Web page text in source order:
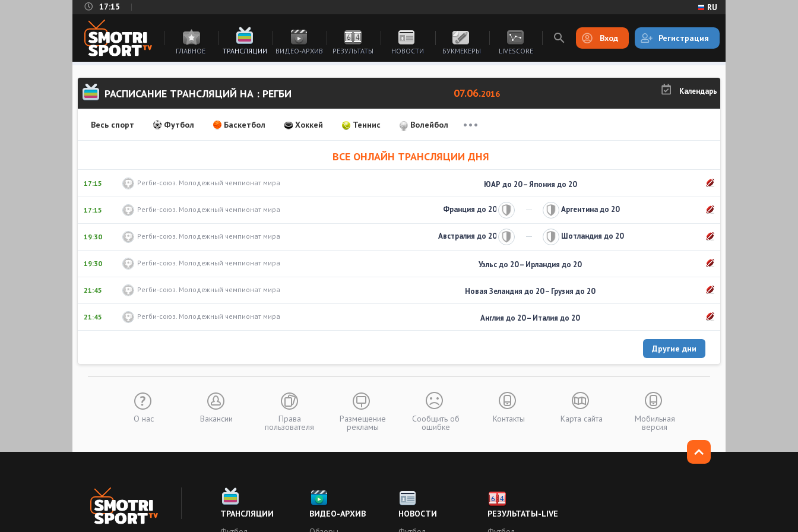
17:15 RU
ГЛАВНОЕ ТРАНСЛЯЦИИ ВИДЕО-АРХИВ РЕЗУЛЬТАТЫ НОВОСТИ БУКМЕКЕРЫ LIVESCORE
Вход Регистрация
РАСПИСАНИЕ ТРАНСЛЯЦИЙ НА : РЕГБИ 07.06.2016 Календарь
Весь спорт Футбол Баскетбол Хоккей Теннис Волейбол
ВСЕ ОНЛАЙН ТРАНСЛЯЦИИ ДНЯ
17:15 Регби-союз. Молодежный чемпионат мира ЮАР до 20 – Япония до 20
17:15 Регби-союз. Молодежный чемпионат мира Франция до 20 Аргентина до 20
19:30 Регби-союз. Молодежный чемпионат мира Австралия до 20 Шотландия до 20
19:30 Регби-союз. Молодежный чемпионат мира Уэльс до 20 – Ирландия до 20
21:45 Регби-союз. Молодежный чемпионат мира Новая Зеландия до 20 – Грузия до 20
21:45 Регби-союз. Молодежный чемпионат мира Англия до 20 – Италия до 20
Другие дни
О нас Вакансии Права
пользователя
Размещение
рекламы
Сообщить об
ошибке
Контакты Карта сайта Мобильная
версия
ТРАНСЛЯЦИИ
ВИДЕО-АРХИВ
НОВОСТИ
РЕЗУЛЬТАТЫ-LIVE